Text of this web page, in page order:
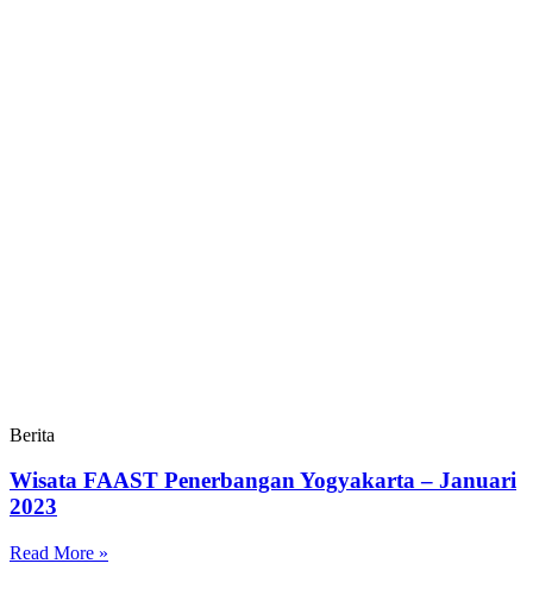
Berita
Wisata FAAST Penerbangan Yogyakarta – Januari
2023
Read More »